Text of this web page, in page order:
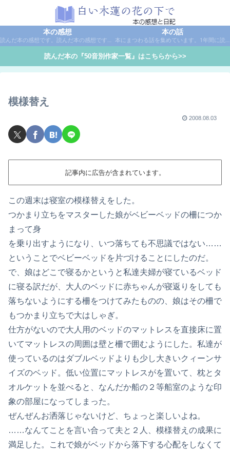
本の感想
読んだ本の感想です。読んだ本の感想です。本は作家名で50音別に分類しています。
本の話
本にまつわる話を集めています。1年間に読んだ本の総括や、本に関する話題など。
読んだ本の『50音別作家一覧』はこちらから>>
模様替え
2008.08.03
記事内に広告が含まれています。
この週末は寝室の模様替えをした。
つかまり立ちをマスターした娘がベビーベッドの柵につか
まって身
を乗り出すようになり、いつ落ちても不思議ではない……
ということでベビーベッドを片づけることにしたのだ。
で、娘はどこで寝るかというと私達夫婦が寝ているベッド
に寝る訳だが、大人のベッドに赤ちゃんが寝返りをしても
落ちないようにする柵をつけてみたものの、娘はその柵で
もつかまり立ちで大はしゃぎ。
仕方がないので大人用のベッドのマットレスを直接床に置
いてマットレスの周囲は壁と柵で囲むようにした。私達が
使っているのはダブルベッドよりも少し大きいクィーンサ
イズのベッド。低い位置にマットレスがを置いて、枕とタ
オルケットを並べると、なんだか船の２等船室のような印
象の部屋になってしまった。
ぜんぜんお洒落じゃないけど、ちょっと楽しいよね。
……なんてことを言い合って夫と２人、模様替えの成果に
満足した。これで娘がベッドから落下する心配をしなくて